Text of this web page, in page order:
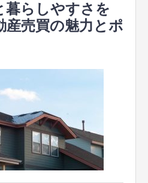
暮らしやすさを
産売買の魅力とポ